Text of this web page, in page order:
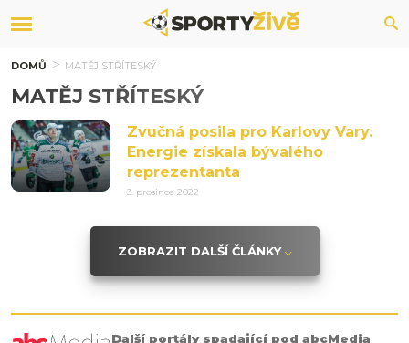
DOMŮ MATĚJ STŘÍTESKÝ
MATĚJ STŘÍTESKÝ
Zvučná posila pro Karlovy Vary.
Energie získala bývalého
reprezentanta
3. prosince 2022
ZOBRAZIT DALŠÍ ČLÁNKY
Další portály spadající pod abcMedia